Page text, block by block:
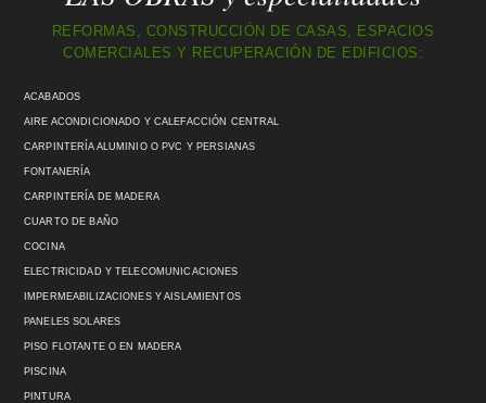
REFORMAS, CONSTRUCCIÓN DE CASAS, ESPACIOS
COMERCIALES Y RECUPERACIÓN DE EDIFICIOS:
ACABADOS
AIRE ACONDICIONADO Y CALEFACCIÓN CENTRAL
CARPINTERÍA ALUMINIO O PVC Y PERSIANAS
FONTANERÍA
CARPINTERÍA DE MADERA
CUARTO DE BAÑO
COCINA
ELECTRICIDAD Y TELECOMUNICACIONES
IMPERMEABILIZACIONES Y AISLAMIENTOS
PANELES SOLARES
PISO FLOTANTE O EN MADERA
PISCINA
PINTURA